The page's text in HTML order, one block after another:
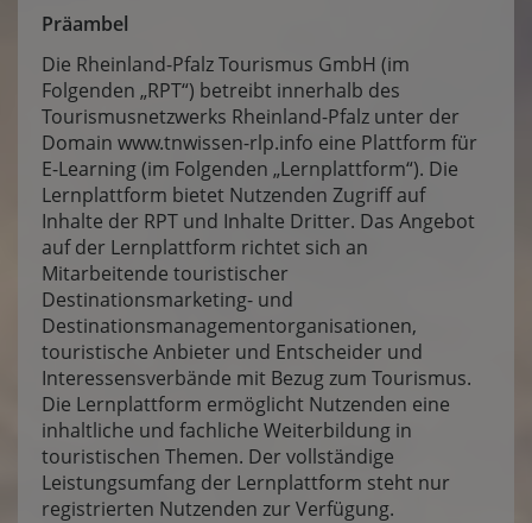
Präambel
Die Rheinland-Pfalz Tourismus GmbH (im
Folgenden „RPT“) betreibt innerhalb des
Tourismusnetzwerks Rheinland-Pfalz unter der
Domain www.tnwissen-rlp.info eine Plattform für
E-Learning (im Folgenden „Lernplattform“). Die
Lernplattform bietet Nutzenden Zugriff auf
Inhalte der RPT und Inhalte Dritter. Das Angebot
auf der Lernplattform richtet sich an
Mitarbeitende touristischer
Destinationsmarketing- und
Destinationsmanagementorganisationen,
touristische Anbieter und Entscheider und
Interessensverbände mit Bezug zum Tourismus.
Die Lernplattform ermöglicht Nutzenden eine
inhaltliche und fachliche Weiterbildung in
touristischen Themen. Der vollständige
Leistungsumfang der Lernplattform steht nur
registrierten Nutzenden zur Verfügung.